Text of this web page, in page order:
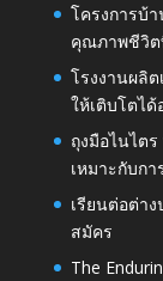
โครงการบ้
คุณภาพชีวิต
โรงงานผลิ
ให้เติบโตได้
ถุงมือไนไต
เหมาะกับก
เรียนต่อต่าง
สมัคร
The